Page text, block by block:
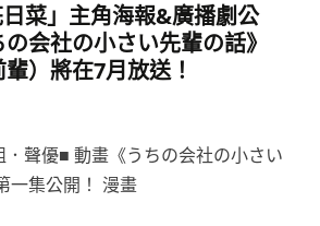
菜」主角海報&廣播劇公
会社の小さい先輩の話》
輩）將在7月放送！
．聲優■ 動畫《うちの会社の小さい
一集公開！ 漫畫